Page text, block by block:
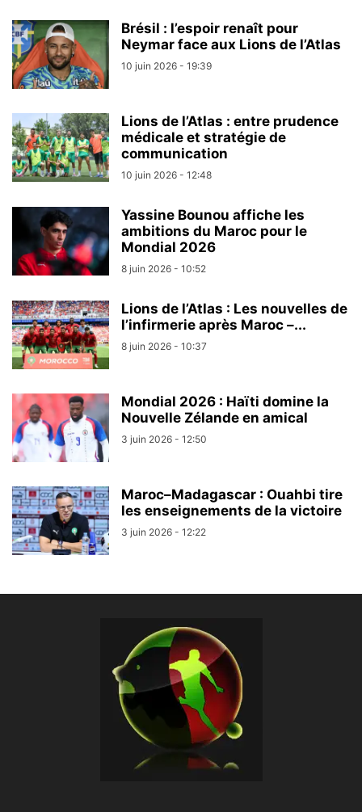
Brésil : l’espoir renaît pour
Neymar face aux Lions de l’Atlas
10 juin 2026 - 19:39
Lions de l’Atlas : entre prudence
médicale et stratégie de
communication
10 juin 2026 - 12:48
Yassine Bounou affiche les
ambitions du Maroc pour le
Mondial 2026
8 juin 2026 - 10:52
Lions de l’Atlas : Les nouvelles de
l’infirmerie après Maroc –...
8 juin 2026 - 10:37
Mondial 2026 : Haïti domine la
Nouvelle Zélande en amical
3 juin 2026 - 12:50
Maroc–Madagascar : Ouahbi tire
les enseignements de la victoire
3 juin 2026 - 12:22